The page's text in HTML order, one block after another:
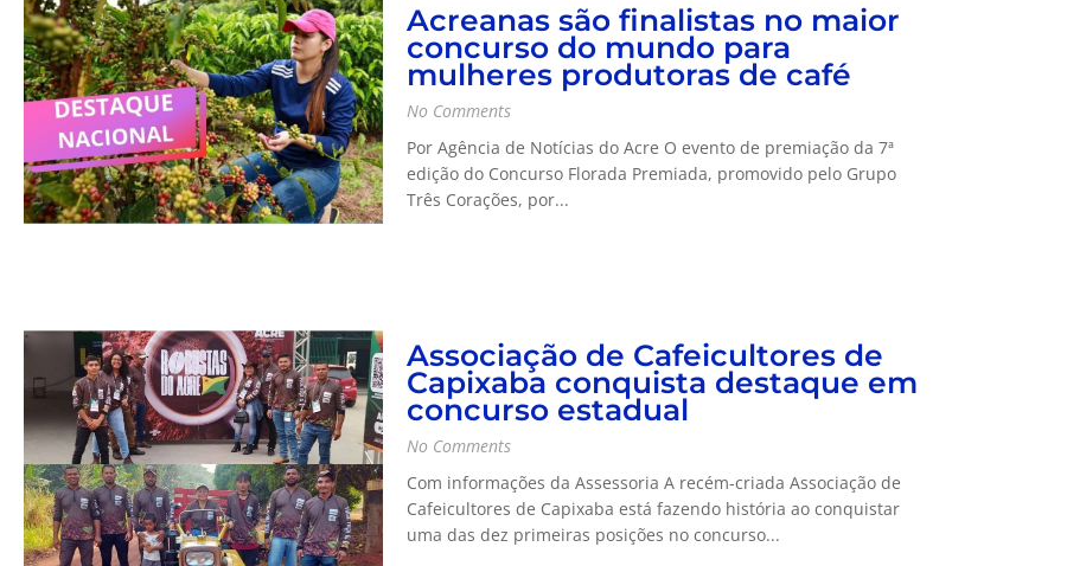
Acreanas são finalistas no maior
concurso do mundo para
mulheres produtoras de café
No Comments
Por Agência de Notícias do Acre O evento de premiação da 7ª
edição do Concurso Florada Premiada, promovido pelo Grupo
Três Corações, por...
Associação de Cafeicultores de
Capixaba conquista destaque em
concurso estadual
No Comments
Com informações da Assessoria A recém-criada Associação de
Cafeicultores de Capixaba está fazendo história ao conquistar
uma das dez primeiras posições no concurso...